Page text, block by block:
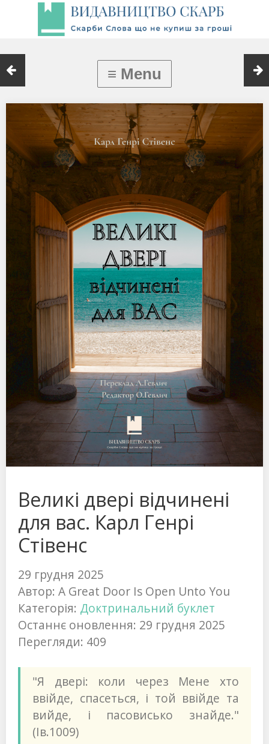
Великі двері відчинені
для вас. Карл Генрі
Стівенс
29 грудня 2025
Автор: A Great Door Is Open Unto You
Категорія: Доктринальний буклет
Останнє оновлення: 29 грудня 2025
Перегляди: 409
"Я двері: коли через Мене хто
ввійде, спасеться, і той ввійде та
вийде, і пасовисько знайде."
(Ів.1009)